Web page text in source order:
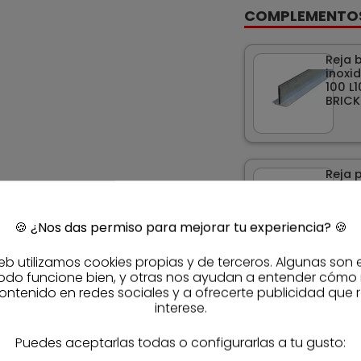
Reja
100
Reja
de
Reja
🍪 ¿Nos das permiso para mejorar tu experiencia? 🍪
utilizamos cookies propias y de terceros. Algunas son
funcione bien, y otras nos ayudan a entender cómo
en redes sociales y a ofrecerte publicidad que
interese.
Puedes aceptarlas todas o configurarlas a tu gusto: